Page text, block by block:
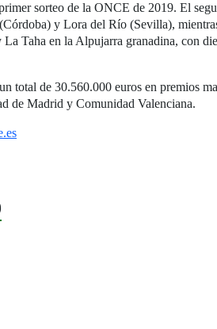
sorteo de la ONCE de 2019. El
y Lora del Río (Sevilla),
Taha en la Alpujarra granadina, con
total de 30.560.000 euros en premios
de Madrid y Comunidad Valenciana.